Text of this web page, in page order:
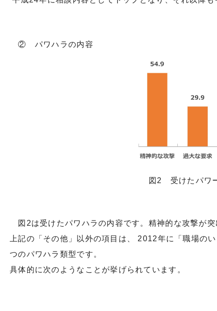
② パワハラの内容
図2 受けたパワ
図2は受けたパワハラの内容です。精神的な攻撃が
上記の「その他」以外の項目は、 2012年に「職場の
つのパワハラ類型です。
具体的に次のようなことが挙げられています。